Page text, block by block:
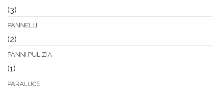
(3)
PANNELLI
(2)
PANNI PULIZIA
(1)
PARALUCE